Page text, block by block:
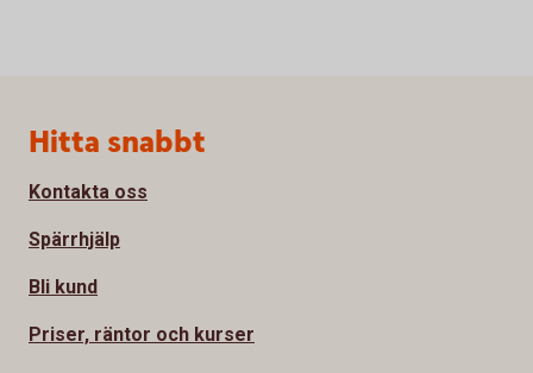
Sidfot
Hitta snabbt
Kontakta oss
Spärrhjälp
Bli kund
Priser, räntor och kurser